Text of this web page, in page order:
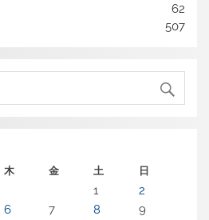
62
507
木 金 土 日
1
2
6 7 8
9